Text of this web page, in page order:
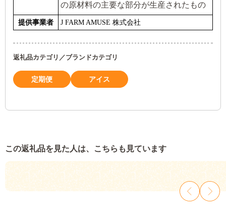
の原材料の主要な部分が生産されたもの
提供事業者 J FARM AMUSE 株式会社
返礼品カテゴリ／ブランドカテゴリ
定期便 アイス
この返礼品を見た人は、こちらも見ています